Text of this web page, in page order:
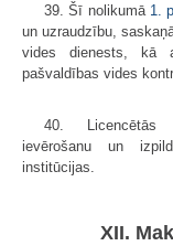
39. Šī nolikumā 1.
un uzraudzību,
vides dienests, kā
pašvaldības vides
40. Licencētās
ievērošanu un
institūcijas.
XII.